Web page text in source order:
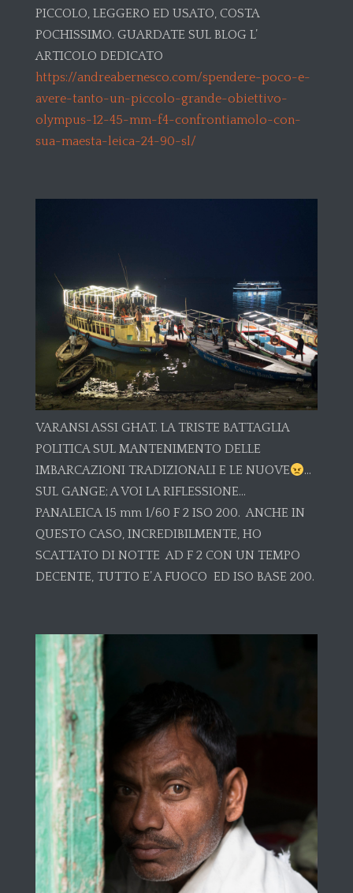
PICCOLO, LEGGERO ED USATO, COSTA
POCHISSIMO. GUARDATE SUL BLOG L’
ARTICOLO DEDICATO
https://andreabernesco.com/spendere-poco-e-
avere-tanto-un-piccolo-grande-obiettivo-
olympus-12-45-mm-f4-confrontiamolo-con-
sua-maesta-leica-24-90-sl/
VARANSI ASSI GHAT. LA TRISTE BATTAGLIA
POLITICA SUL MANTENIMENTO DELLE
IMBARCAZIONI TRADIZIONALI E LE NUOVE
…
SUL GANGE; A VOI LA RIFLESSIONE…
PANALEICA 15 mm 1/60 F 2 ISO 200. ANCHE IN
QUESTO CASO, INCREDIBILMENTE, HO
SCATTATO DI NOTTE AD F 2 CON UN TEMPO
DECENTE, TUTTO E’ A FUOCO ED ISO BASE 200.